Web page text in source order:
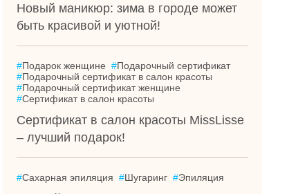
Новый маникюр: зима в городе может
быть красивой и уютной!
#Подарок женщине #Подарочный сертификат
#Подарочный сертификат в салон красоты
#Подарочный сертификат женщине
#Сертификат в салон красоты
Сертификат в салон красоты MissLisse
– лучший подарок!
#Сахарная эпиляция #Шугаринг #Эпиляция